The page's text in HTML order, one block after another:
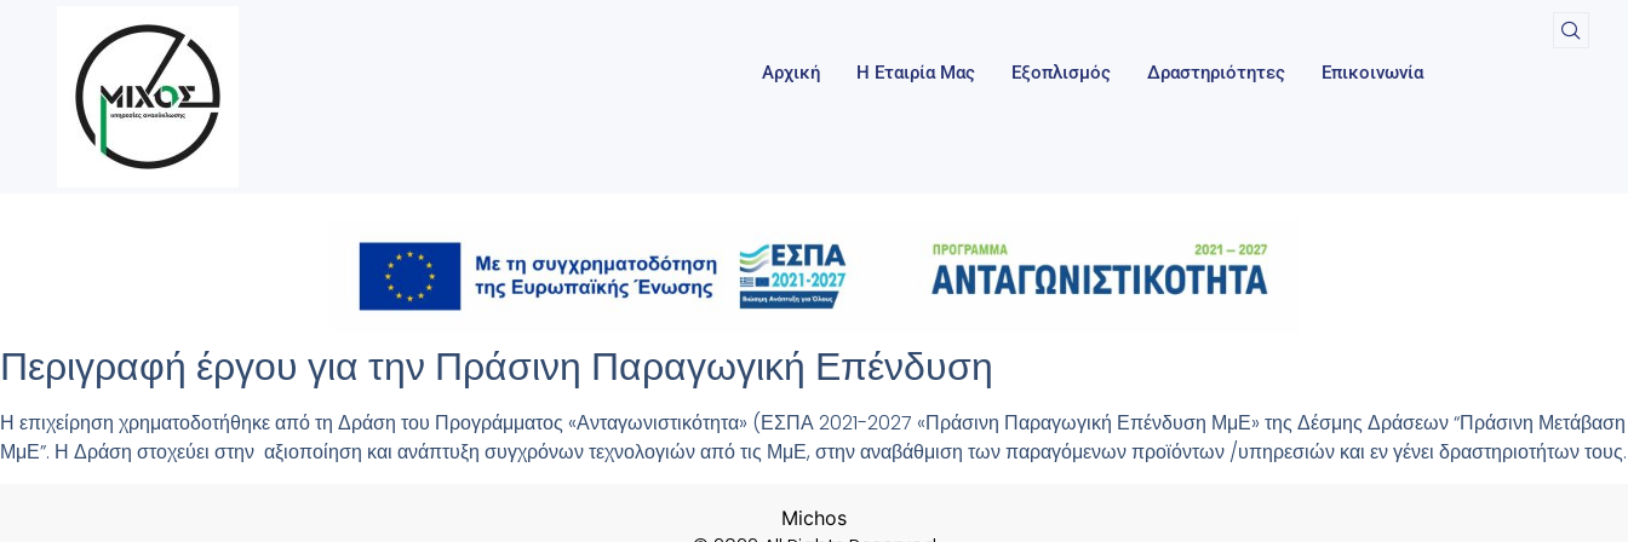
Αρχική Η Εταιρία Μας Εξοπλισμός Δραστηριότητες Επικοινωνία
Περιγραφή έργου για την Πράσινη Παραγωγική Επένδυση
Η επιχείρηση χρηματοδοτήθηκε από τη Δράση του Προγράμματος «Ανταγωνιστικότητα» (ΕΣΠΑ 2021-2027 «Πράσινη Παραγωγική Επένδυση ΜμΕ» της Δέσμης Δράσεων “Πράσινη Μετάβαση
ΜμΕ”. Η Δράση στοχεύει στην αξιοποίηση και ανάπτυξη συγχρόνων τεχνολογιών από τις ΜμΕ, στην αναβάθμιση των παραγόμενων προϊόντων /υπηρεσιών και εν γένει δραστηριοτήτων τους.
Michos